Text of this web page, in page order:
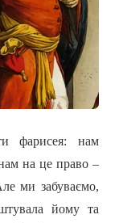
фарисея: нам
на це право –
ми забуваємо,
йому та